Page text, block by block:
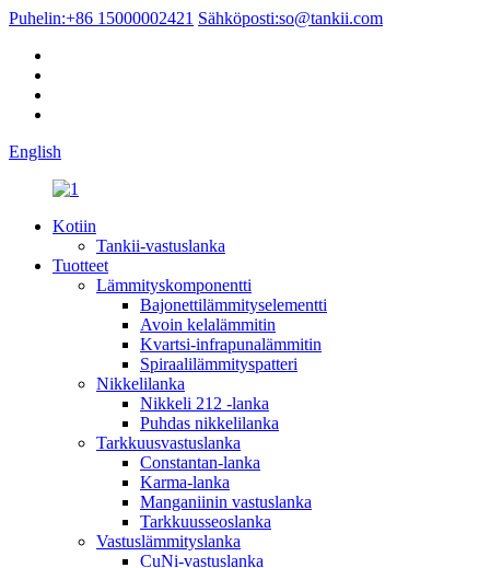
Puhelin:+86 15000002421 Sähköposti:so@tankii.com
English
Kotiin
Tankii-vastuslanka
Tuotteet
Lämmityskomponentti
Bajonettilämmityselementti
Avoin kelalämmitin
Kvartsi-infrapunalämmitin
Spiraalilämmityspatteri
Nikkelilanka
Nikkeli 212 -lanka
Puhdas nikkelilanka
Tarkkuusvastuslanka
Constantan-lanka
Karma-lanka
Manganiinin vastuslanka
Tarkkuusseoslanka
Vastuslämmityslanka
CuNi-vastuslanka